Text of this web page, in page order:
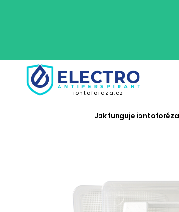
iontoforeza.cz
Jak funguje iontoforéza